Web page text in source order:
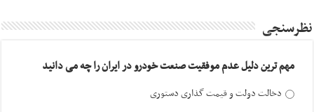
نظرسنجی
مهم ترین دلیل عدم موفقیت صنعت خودرو در ایران را چه می دانید
دخالت دولت و قیمت گذاری دستوری